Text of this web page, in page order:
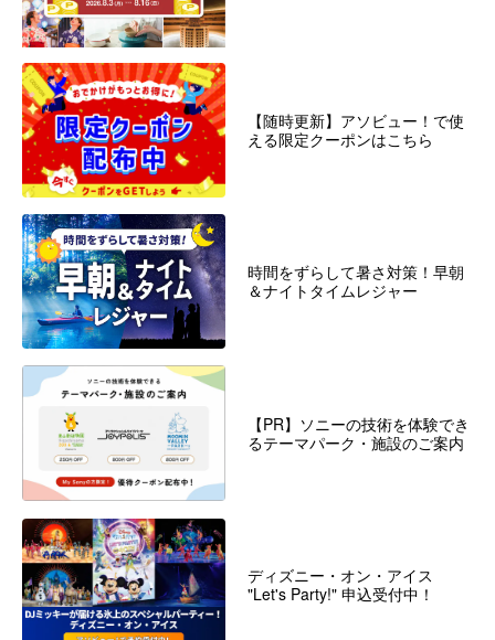
【随時更新】アソビュー！で使
える限定クーポンはこちら
時間をずらして暑さ対策！早朝
＆ナイトタイムレジャー
【PR】ソニーの技術を体験でき
るテーマパーク・施設のご案内
ディズニー・オン・アイス
"Let's Party!" 申込受付中！